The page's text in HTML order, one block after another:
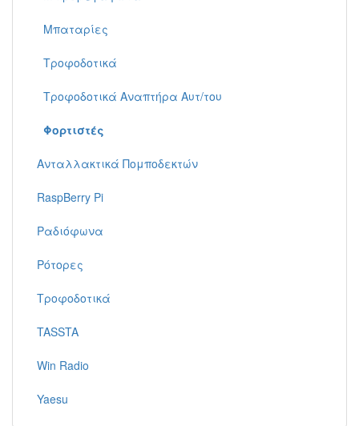
Μπαταρίες
Τροφοδοτικά
Τροφοδοτικά Αναπτήρα Αυτ/του
Φορτιστές
Ανταλλακτικά Πομποδεκτών
RaspBerry Pi
Ραδιόφωνα
Ρότορες
Τροφοδοτικά
TASSTA
Win Radio
Yaesu